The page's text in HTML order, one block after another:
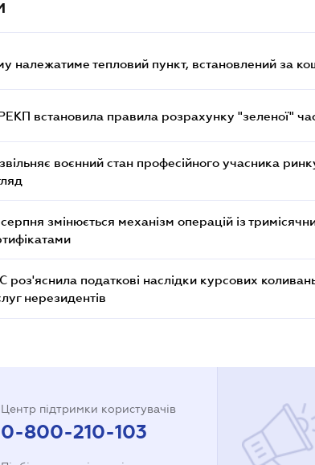
належатиме тепловий пункт, встановлений за
встановила правила розрахунку "зеленої"
воєнний стан професійного учасника
змінюється механізм операцій із
роз'яснила податкові наслідки курсових
нерезидентів
Центр підтримки користувачів
0-800-210-103